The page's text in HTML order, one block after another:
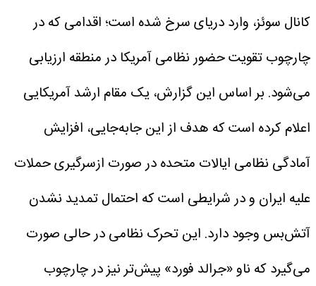
کانال سوئز، وارد دریای سرخ شده است؛ اقدامی که در
چارچوب تقویت حضور نظامی آمریکا در منطقه ارزیابی
می‌شود. بر اساس این گزارش، یک مقام ارشد آمریکایی
اعلام کرده است که هدف از این جابه‌جایی، افزایش
آمادگی نظامی ایالات متحده در صورت ازسرگیری حملات
علیه ایران و در شرایطی است که احتمال تمدید نشدن
آتش‌بس وجود دارد. این تحرک نظامی در حالی صورت
می‌گیرد که ناو «جرالد فورد» پیش‌تر نیز در چارچوب